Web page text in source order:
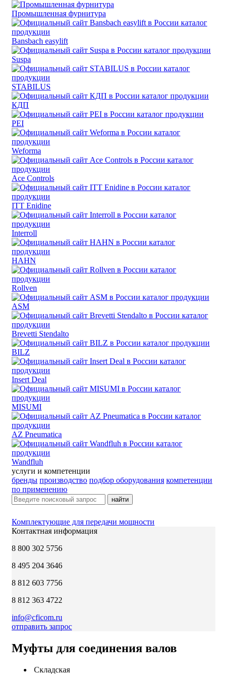
Промышленная фурнитура
Bansbach easylift
Suspa
STABILUS
КДП
PEI
Weforma
Ace Controls
ITT Enidine
Interroll
HAHN
Rollven
ASM
Brevetti Stendalto
BILZ
Insert Deal
MISUMI
AZ Pneumatica
Wandfluh
услуги и компетенции
бренды производство подбор оборудования компетенции
по применению
найти
Комплектующие для передачи мощности
Контактная информация
8 800 302 5756
8 495 204 3646
8 812 603 7756
8 812 363 4722
info@cficom.ru
отправить запрос
Муфты для соединения валов
Складская